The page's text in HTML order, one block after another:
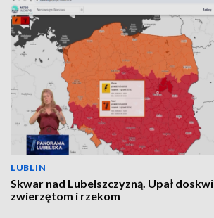
LUBLIN
Skwar nad Lubelszczyzną. Upał
zwierzętom i rzekom